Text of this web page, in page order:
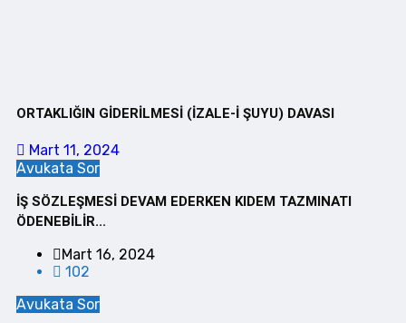
ORTAKLIĞIN GİDERİLMESİ (İZALE-İ ŞUYU) DAVASI
Mart 11, 2024
Avukata Sor
İŞ SÖZLEŞMESİ DEVAM EDERKEN KIDEM TAZMINATI
ÖDENEBİLİR...
Mart 16, 2024
102
Avukata Sor